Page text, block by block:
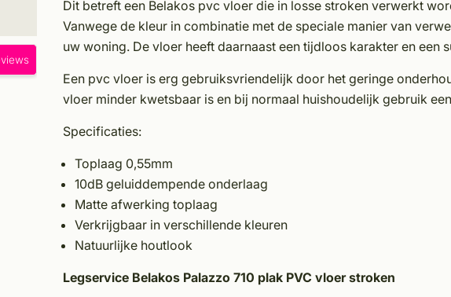
Dit betreft een Belakos pvc vloer die in losse stroken verwerkt
Vanwege de kleur in combinatie met de speciale manier van
uw woning. De vloer heeft daarnaast een tijdloos karakter en een
Een pvc vloer is erg gebruiksvriendelijk door het geringe
vloer minder kwetsbaar is en bij normaal huishoudelijk gebruik
Specificaties:
Toplaag 0,55mm
10dB geluiddempende onderlaag
Matte afwerking toplaag
Verkrijgbaar in verschillende kleuren
Natuurlijke houtlook
Legservice Belakos Palazzo 710 plak PVC vloer stroken